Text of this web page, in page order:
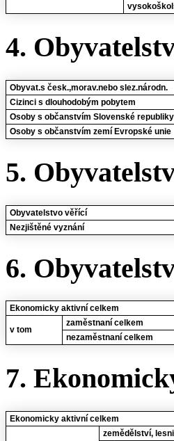
4.
Obyvat.s česk.,morav.nebo slez.národn.
Cizinci s dlouhodobým pobytem
Osoby s občanstvím Slovenské republiky
Osoby s občanstvím zemí Evropské unie
5.
Obyvatelstvo věřící
Nezjištěné vyznání
6.
Ekonomicky aktivní celkem
v tom
zaměstnaní celkem
nezaměstnaní celkem
7.
Ekonomicky aktivní celkem
zemědělství,